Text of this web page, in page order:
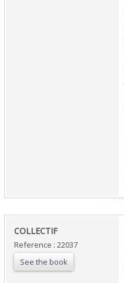
‎COLLECTIF‎
Reference : 22037
See the book